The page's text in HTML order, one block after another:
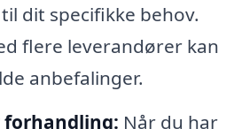
dit specifikke behov.
flere leverandører kan
anbefalinger.
Når du har